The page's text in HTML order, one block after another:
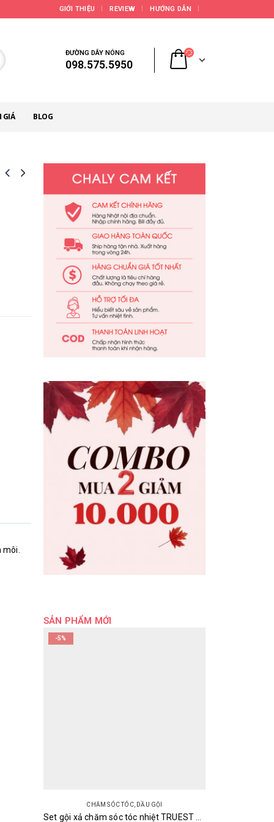
GIỚI THIỆU REVIEW HƯỚNG DẪN
ĐƯỜNG DÂY NÓNG
098.575.5950
GIÁ BLOG
môi.
SẢN PHẨM MỚI
-5%
CHĂM SÓC TÓC, DẦU GỘI
Set gội xả chăm sóc tóc nhiệt TRUEST BY S FREE Acid & Heat Care Shampoo & Treatment 480ml Nhật